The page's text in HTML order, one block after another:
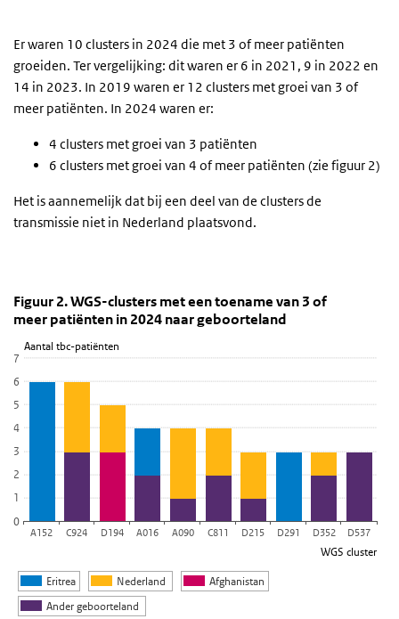
Er waren 10 clusters in 2024 die met 3 of meer patiënten
groeiden. Ter vergelijking: dit waren er 6 in 2021, 9 in 2022 en
14 in 2023. In 2019 waren er 12 clusters met groei van 3 of
meer patiënten. In 2024 waren er:
4 clusters met groei van 3 patiënten
6 clusters met groei van 4 of meer patiënten (zie figuur 2)
Het is aannemelijk dat bij een deel van de clusters de
transmissie niet in Nederland plaatsvond.
Figuur 2. WGS-clusters met een toename
Sla de grafiek 'Figuur 2. WGS-clusters met een toename van 3
Figuur 2. WGS-clusters met een toename van 3 of
Staaf grafiek met 4 reeksen.
Bekijk als data tabel.
Aantal tbc-patiënten
WGS cluster
Figuur 2. WGS-clusters met een toename van 3 of
meer patiënten in 2024 naar geboorteland
Eritrea Nederland
Afghanistan
Ander geboorteland
0
1
2
3
4
5
6
7
A152 C924 D194 A016 A090 C811 D215 D291 D352 D537